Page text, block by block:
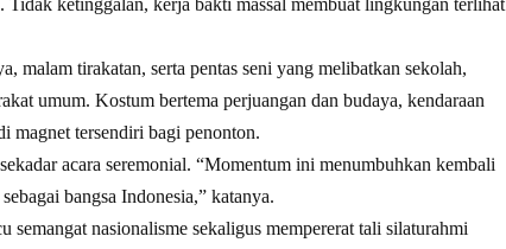
Tidak ketinggalan, kerja bakti massal membuat lingkungan terlihat
malam tirakatan, serta pentas seni yang melibatkan sekolah,
umum. Kostum bertema perjuangan dan budaya, kendaraan
magnet tersendiri bagi penonton.
acara seremonial. “Momentum ini menumbuhkan kembali
bangsa Indonesia,” katanya.
nasionalisme sekaligus mempererat tali silaturahmi